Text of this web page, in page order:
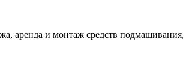
аренда и монтаж средств